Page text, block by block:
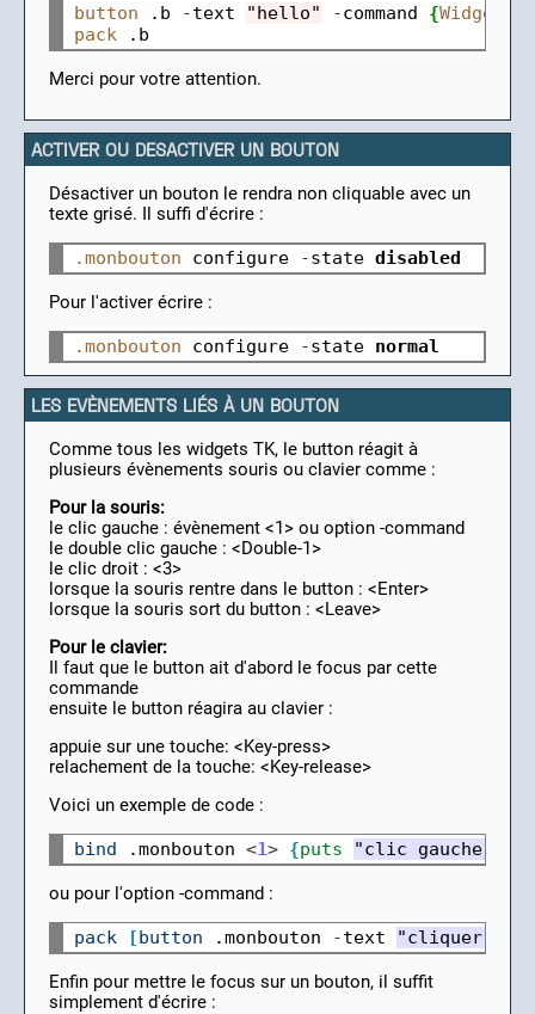
button .b -text "hello" -command {
pack
Merci pour votre attention.
ACTIVER OU DESACTIVER UN BOUTON
Désactiver un bouton le rendra non cliquable avec un
texte grisé. Il suffi d'écrire :
.monbouton configure -state
Pour l'activer écrire :
.monbouton configure -state normal
LES EVÈNEMENTS LIÉS À UN BOUTON
Comme tous les widgets TK, le button réagit à
plusieurs évènements souris ou clavier comme :
Pour la souris:
le clic gauche : évènement <1> ou option -command
le double clic gauche : <Double-1>
le clic droit : <3>
lorsque la souris rentre dans le button : <Enter>
lorsque la souris sort du button : <Leave>
Pour le clavier:
Il faut que le button ait d'abord le focus par cette
commande
ensuite le button réagira au clavier :
appuie sur une touche: <Key-press>
relachement de la touche: <Key-release>
Voici un exemple de code :
bind .monbouton <1> {puts "clic gauche"
ou pour l'option -command :
pack [ button .monbouton -text "cliquer ici"
Enfin pour mettre le focus sur un bouton, il suffit
simplement d'écrire :